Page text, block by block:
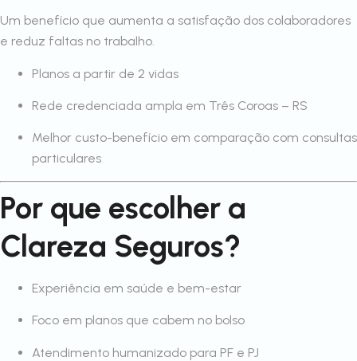
Um benefício que aumenta a satisfação dos colaboradores
e reduz faltas no trabalho.
Planos a partir de 2 vidas
Rede credenciada ampla em Três Coroas – RS
Melhor custo-benefício em comparação com consultas
particulares
Por que escolher a
Clareza Seguros?
Experiência em saúde e bem-estar
Foco em planos que cabem no bolso
Atendimento humanizado para PF e PJ